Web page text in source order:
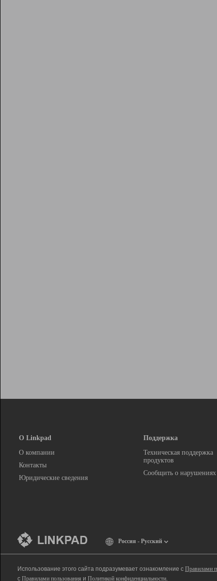
О Linkpad
О компании
Контакты
Юридические сведения
Поддержка
Техническая поддержка
продуктов
Сообщить о нарушениях
Россия - Русский
Использование этого сайта подразумевает ознакомление с Правилами
с Правилами пользования и Политикой конфиденциальности.